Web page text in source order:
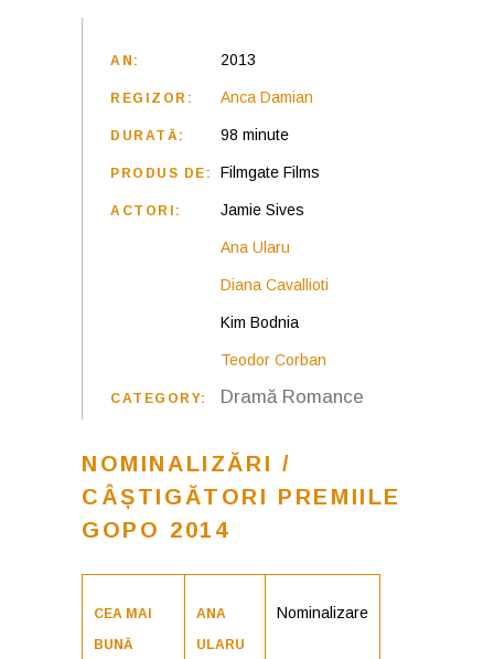
AN: 2013
REGIZOR: Anca Damian
DURATĂ: 98 minute
PRODUS DE: Filmgate Films
ACTORI: Jamie Sives
Ana Ularu
Diana Cavallioti
Kim Bodnia
Teodor Corban
CATEGORY: Dramă Romance
NOMINALIZĂRI /
CÂȘTIGĂTORI PREMIILE
GOPO 2014
CEA MAI
BUNĂ
ANA
ULARU
Nominalizare